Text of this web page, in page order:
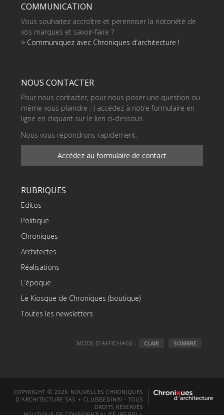
COMMUNICATION
Vous souhaitez accroître et pérenniser la notoriété de
vos marques et savoir-faire ?
> Communiquez avec Chroniques d’architecture !
NOUS CONTACTER
Pour nous contacter, pour nous poser une question ou
même vous plaindre ;-) accédez à notre formulaire en
ligne en cliquant sur le lien ci-dessous.
Nous vous répondrons rapidement.
Accédez au formulaire de contact
RUBRIQUES
Editos
Politique
Chroniques
Architectes
Réalisations
L’époque
Le Kiosque de Chroniques (boutique)
Toutes les newsletters
MODE D'AFFICHAGE : CLAIR SOMBRE
COPYRIGHT © 2026 NOUVELLES CHRONIQUES
D'ARCHITECTURE SAS + CLUBBEDIN® - TOUS
DROITS RÉSERVÉS